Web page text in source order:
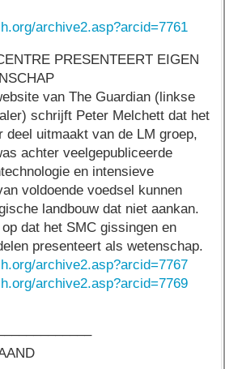
archive2.asp?arcid=7761
PRESENTEERT EIGEN
van The Guardian (linkse
schrijft Peter Melchett dat het
deel uitmaakt van de LM groep,
achter veelgepubliceerde
en intensieve
voldoende voedsel kunnen
landbouw dat niet aankan.
dat het SMC gissingen en
presenteert als wetenschap.
archive2.asp?arcid=7767
archive2.asp?arcid=7769